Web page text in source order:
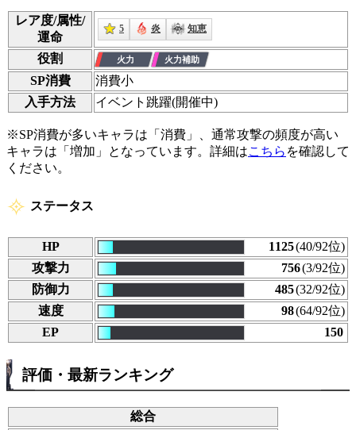
レア度/属性/
運命
5 炎 知恵
役割
SP消費
消費小
入手方法
イベント跳躍(開催中)
※SP消費が多いキャラは「消費」、通常攻撃の頻度が高い
キャラは「増加」となっています。詳細はこちら を確認して
ください。
ステータス
HP 1125(40/92位)
攻撃力
756(3/92位)
防御力
485(32/92位)
速度
98(64/92位)
EP
150
評価・最新ランキング
総合